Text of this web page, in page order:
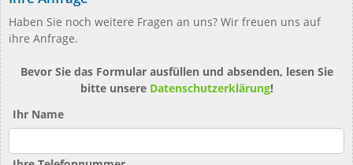
Haben Sie noch weitere Fragen an uns? Wir freuen uns auf
ihre Anfrage.
Bevor Sie das Formular ausfüllen und absenden, lesen Sie
bitte unsere Datenschutzerklärung!
Ihr Name